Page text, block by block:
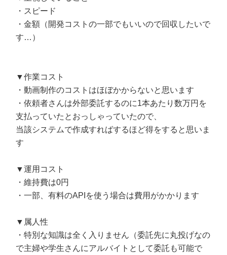
・スピード
・金額（開発コストの一部でもいいので回収したいで
す…）
▼作業コスト
・動画制作のコストはほぼかからないと思います
・依頼者さんは外部委託するのに1本あたり数万円を
支払っていたとおっしゃっていたので、
当該システムで作成すればするほど得をすると思いま
す
▼運用コスト
・維持費は0円
・一部、有料のAPIを使う場合は費用がかかります
▼属人性
・特別な知識は全く入りません（委託先に丸投げなの
で主婦や学生さんにアルバイトとして委託も可能で